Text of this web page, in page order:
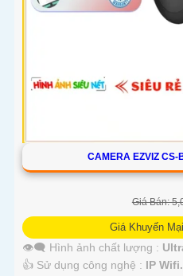
CAMERA EZVIZ
Giá Bán:
Giá Khuyến
👁️‍🗨 Hình ảnh chất lượng :
👍 Sử dụng công nghệ : IP Wifi.